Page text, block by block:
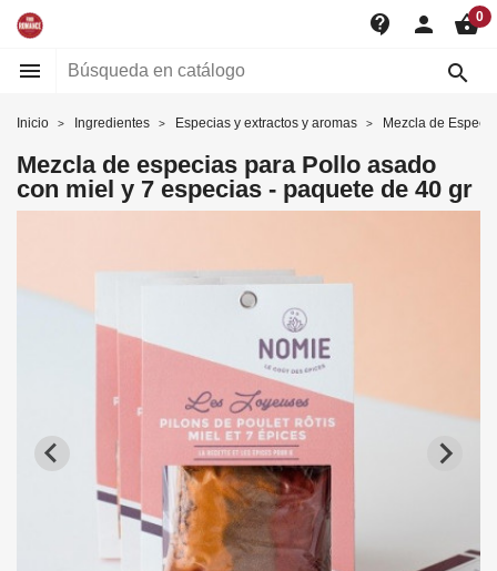
contact_support person shopping_basket0
 
Inicio Ingredientes Especias y extractos y aromas Mezcla de
Mezcla de especias para Pollo asado
con miel y 7 especias - paquete de 40 gr